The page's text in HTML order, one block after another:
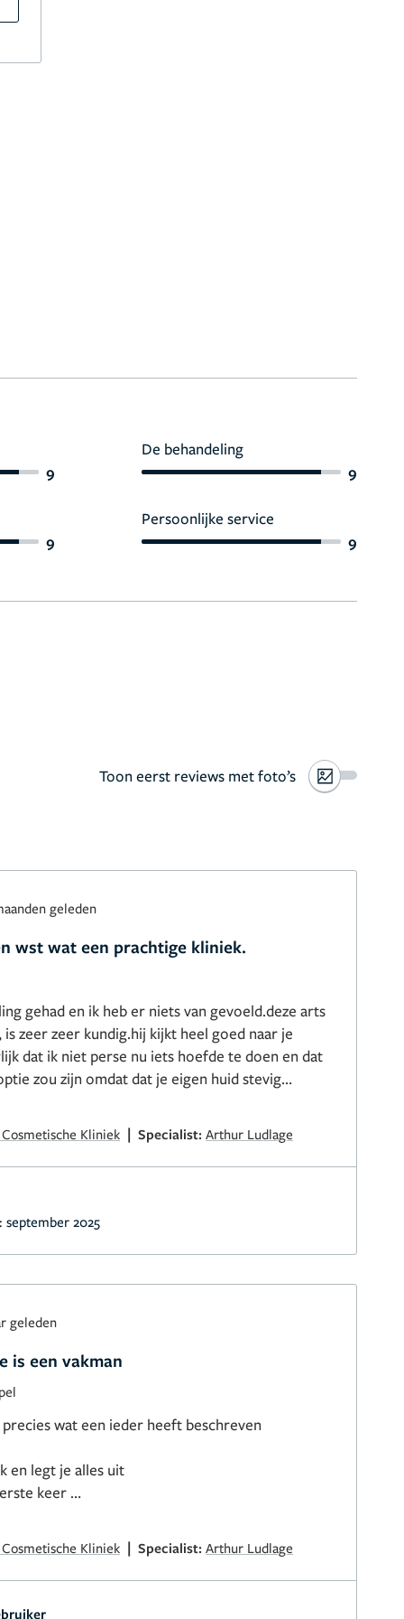
9
9
De behandeling
9
Persoonlijke service
9
Toon eerst reviews met foto’s
geleden
wst wat een prachtige kliniek.
gehad en ik heb er niets van gevoeld.deze arts
zeer zeer kundig.hij kijkt heel goed naar je
dat ik niet perse nu iets hoefde te doen en dat
zou zijn omdat dat je eigen huid stevig
naar arts met zoveel kennis en ervaring te
heel fijn communiceren met Arthur.
Kliniek | Specialist: Arthur Ludlage
september 2025
geleden
is een vakman
wat een ieder heeft beschreven
en legt je alles uit
keer
Kliniek | Specialist: Arthur Ludlage